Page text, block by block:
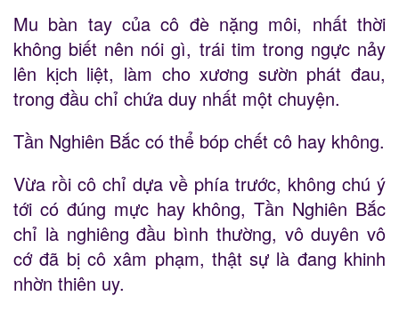
Mu bàn tay của cô đè nặng môi, nhất thời
không biết nên nói gì, trái tim trong ngực nảy
lên kịch liệt, làm cho xương sườn phát đau,
trong đầu chỉ chứa duy nhất một chuyện.
Tần Nghiên Bắc có thể bóp chết cô hay không.
Vừa rồi cô chỉ dựa về phía trước, không chú ý
tới có đúng mực hay không, Tần Nghiên Bắc
chỉ là nghiêng đầu bình thường, vô duyên vô
cớ đã bị cô xâm phạm, thật sự là đang khinh
nhờn thiên uy.